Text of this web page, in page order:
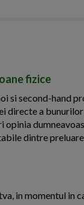
fizice
si second-hand
directe a
dintre
in momentul in